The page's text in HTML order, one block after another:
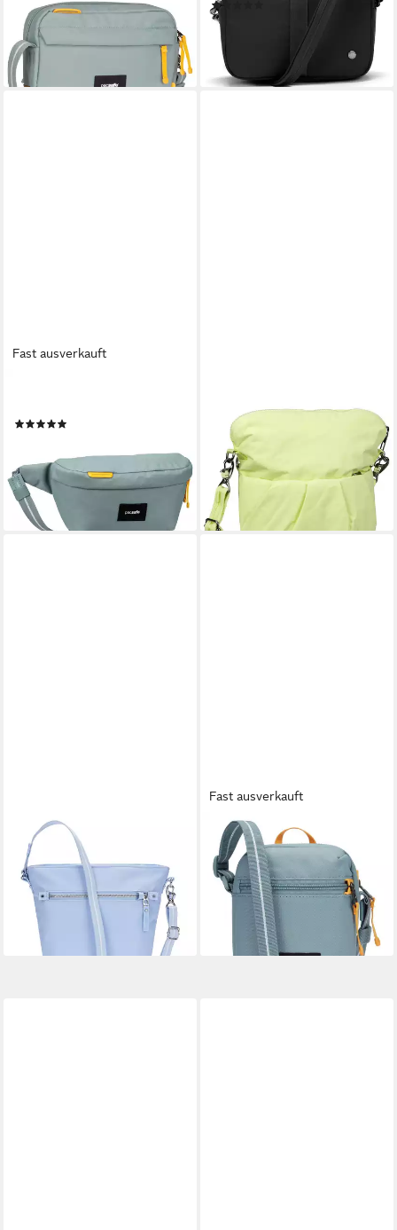
-19%
lieferbar - in 2-3 Werktagen bei dir 89,90 €
lieferbar - in 2-3 Werktagen bei dir
Fast ausverkauft
-19%
lieferbar - in 2-3 Werktagen bei dir
Beuteltasche CX Convertible
ab 88,47 €
-23%
lieferbar - in 2-3 Werktagen bei dir
PACSAFE
Umhängetasche Pacsafe W,
Polyester
110,49 €
lieferbar - in 2-3 Werktagen bei dir
Fast ausverkauft
PACSAFE
Umhängetasche Micro
Crossbody Bag
44,47 € UVP54,90 €
lieferbar - in 2-3 Werktagen bei dir